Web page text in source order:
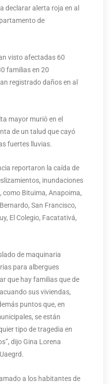
declarar alerta roja en al
de
visto afectadas 60
familias en 20
registrado daños en al
mayor murió en el
de un talud que cayó
fuertes lluvias.
reportaron la caída de
inundaciones
como Bituima, Anapoima,
San Francisco,
El Colegio, Facatativá,
de maquinaria
para albergues
que hay familias que de
sus viviendas,
puntos que, en
se están
tipo de tragedia en
dijo Gina Lorena
a los habitantes de